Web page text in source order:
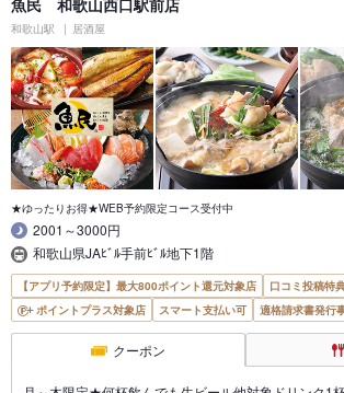
魚民 和歌山西口駅前店
和歌山駅 居酒屋
★ゆったりお得★WEB予約限定コース受付中
2001～3000円
和歌山県JAﾋﾞﾙ手前ﾋﾞﾙ地下1階
【アプリ予約限定】最大800ポイント還元対象店 口コミ投稿特
ポイントプラス対象店
スマート支払い可 適格請求書発行
クーポン